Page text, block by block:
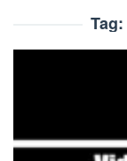
Tag: